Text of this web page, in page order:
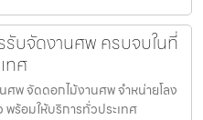
รับจัดงานศพ ครบจบในที่
ทศ
พ จัดดอกไม้งานศพ จำหน่ายโลง
ร้อมให้บริการทั่วประเทศ